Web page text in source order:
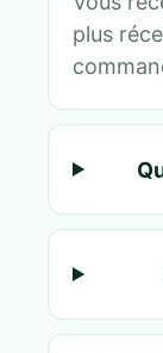
plus